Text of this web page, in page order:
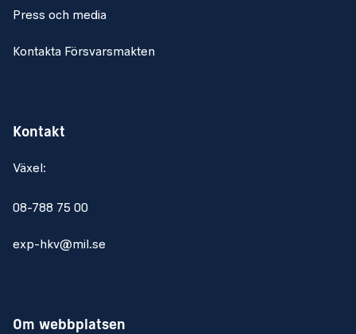
Press och media
Kontakta Försvarsmakten
Kontakt
Växel:
08-788 75 00
exp-hkv@mil.se
Om webbplatsen